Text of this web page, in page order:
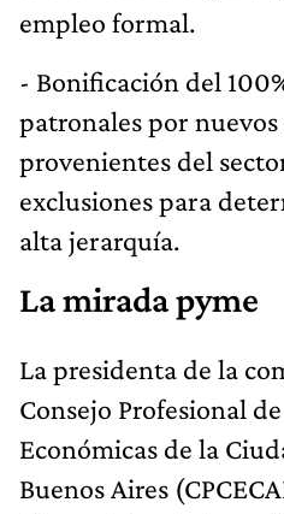
empleo formal.
- Bonificación del
patronales por
provenientes del
exclusiones para
alta jerarquía.
La mirada pyme
La presidenta de la
Consejo Profesional
Económicas de la
Buenos Aires